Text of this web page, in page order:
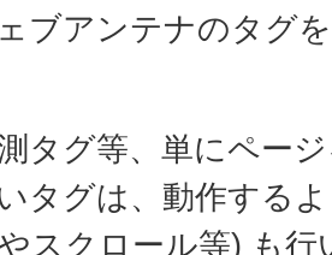
ブアンテナのタグ
タグ等、単にペー
タグは、動作する
スクロール等) も行